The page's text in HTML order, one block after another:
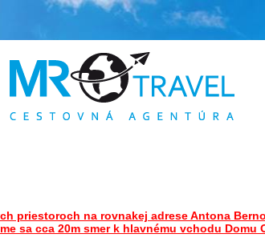
priestoroch na rovnakej adrese Antona
sa cca 20m smer k hlavnému vchodu Domu